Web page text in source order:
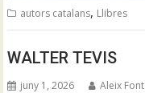
autors catalans, Llibres
WALTER TEVIS
juny 1, 2026 Aleix Font